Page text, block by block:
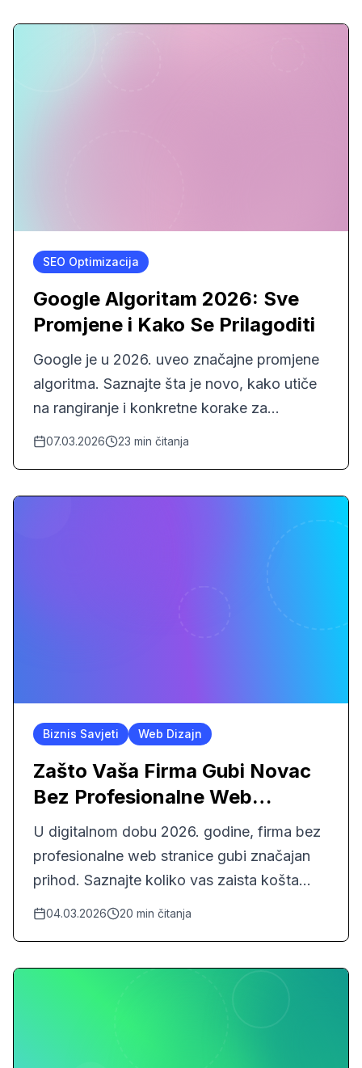
SEO Optimizacija
Google Algoritam 2026: Sve
Promjene i Kako Se Prilagoditi
Google je u 2026. uveo značajne promjene
algoritma. Saznajte šta je novo, kako utiče
na rangiranje i konkretne korake za
prilagodbu.
07.03.2026 23 min čitanja
Biznis Savjeti Web Dizajn
Zašto Vaša Firma Gubi Novac
Bez Profesionalne Web
Stranice u 2026
U digitalnom dobu 2026. godine, firma bez
profesionalne web stranice gubi značajan
prihod. Saznajte koliko vas zaista košta
nedostatak online prisustva.
04.03.2026 20 min čitanja